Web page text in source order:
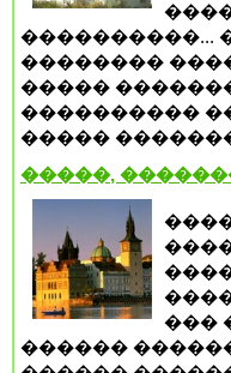
����������...
��������
�����
����������
�����
�����,
���
������